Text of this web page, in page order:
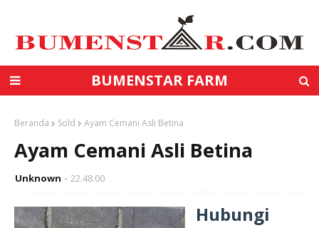
BUMENSTAR FARM
Beranda Sold Ayam Cemani Asli Betina
Ayam Cemani Asli Betina
Unknown 22.48.00
Hubungi